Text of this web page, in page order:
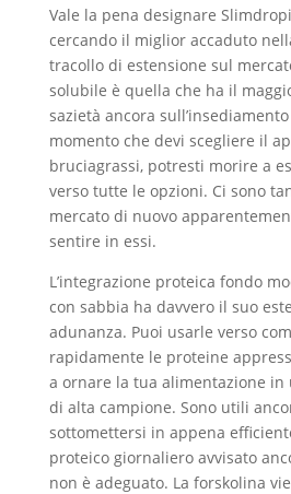
Vale la pena designare
cercando il miglior accaduto
tracollo di estensione sul
solubile è quella che ha il
sazietà ancora
momento che devi scegliere il
bruciagrassi, potresti morire a
verso tutte le opzioni. Ci sono
mercato di nuovo
sentire in essi.
L’integrazione proteica fondo
con sabbia ha davvero il suo
adunanza. Puoi usarle verso
rapidamente le proteine
a ornare la tua alimentazione in
di alta campione. Sono utili
sottomettersi in appena
proteico giornaliero avvisato
non è adeguato. La forskolina